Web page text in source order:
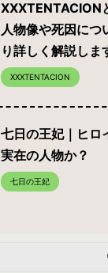
XXXTENTACION
人物像や死因につ
り詳しく解説しま
XXXTENTACION
七日の王妃｜ヒロ
実在の人物か？
七日の王妃